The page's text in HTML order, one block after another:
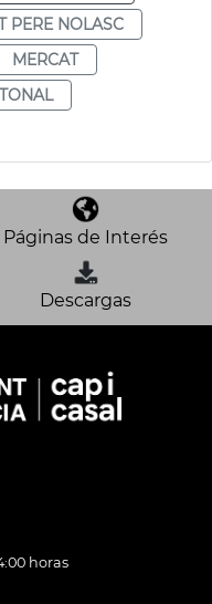
PERE NOLASC
MERCAT
Páginas de Interés
Descargas
horas